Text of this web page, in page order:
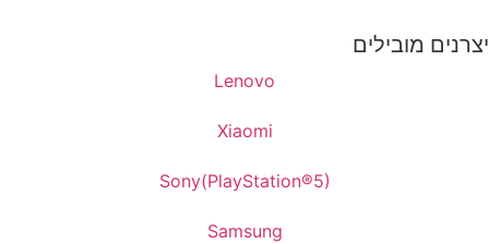
יצרנים מובילים
Lenovo
Xiaomi
Sony(PlayStation®5)
Samsung